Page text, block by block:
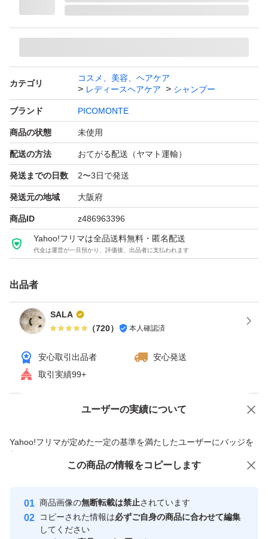
カテゴリ
コスメ、美容、ヘアケア
レディースヘアケア
シャンプー
ブランド PICOMONTE
商品の状態 未使用
配送の方法 おてがる配送（ヤマト運輸）
発送までの日数 2〜3日で発送
発送元の地域 大阪府
商品ID z486963396
Yahoo!フリマは全品送料無料・匿名配送
代金は運営が一旦預かり、評価後、出品者に支払われます
出品者
SALA
（720） 本人確認済
安心取引出品者
安心発送
取引実績99+
ユーザーの実績について
Yahoo!フリマが定めた一定の基準を満たしたユーザーにバッジを
付与しています
安心取引出品者
心・安全なユーザーです
取引実績
価格の相談 商品への質問
この商品の情報をコピーします
商品画像の無断転載は禁止されています
コピーされた情報は必ずご自身の商品に合わせて編集
してください
この商品をみている人にオススメ